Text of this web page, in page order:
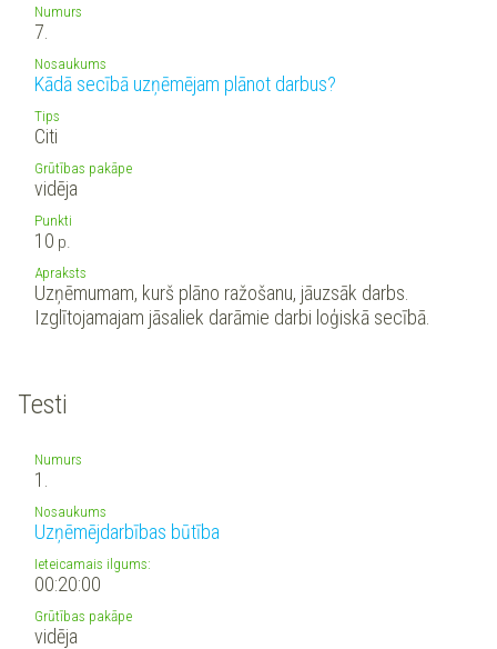
Numurs
7.
Nosaukums
Kādā secībā uzņēmējam plānot darbus?
Tips
Citi
Grūtības pakāpe
vidēja
Punkti
10 p.
Apraksts
Uzņēmumam, kurš plāno ražošanu, jāuzsāk darbs.
Izglītojamajam jāsaliek darāmie darbi loģiskā secībā.
Testi
Numurs
1.
Nosaukums
Uzņēmējdarbības būtība
Ieteicamais ilgums:
00:20:00
Grūtības pakāpe
vidēja